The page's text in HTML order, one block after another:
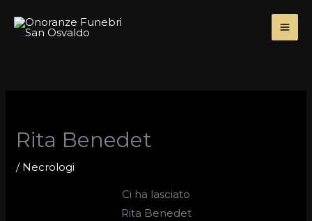
Rita Benedet
/ Necrologi
Ci ha lasciato
Rita Benedet